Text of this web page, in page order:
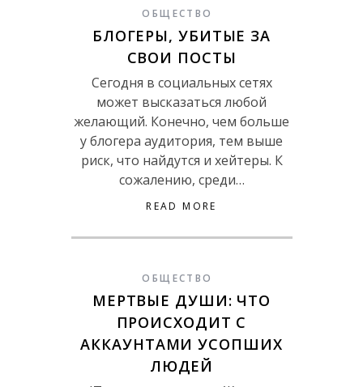
ОБЩЕСТВО
БЛОГЕРЫ, УБИТЫЕ ЗА
СВОИ ПОСТЫ
Сегодня в социальных сетях
может высказаться любой
желающий. Конечно, чем больше
у блогера аудитория, тем выше
риск, что найдутся и хейтеры. К
сожалению, среди…
READ MORE
ОБЩЕСТВО
МЕРТВЫЕ ДУШИ: ЧТО
ПРОИСХОДИТ С
АККАУНТАМИ УСОПШИХ
ЛЮДЕЙ